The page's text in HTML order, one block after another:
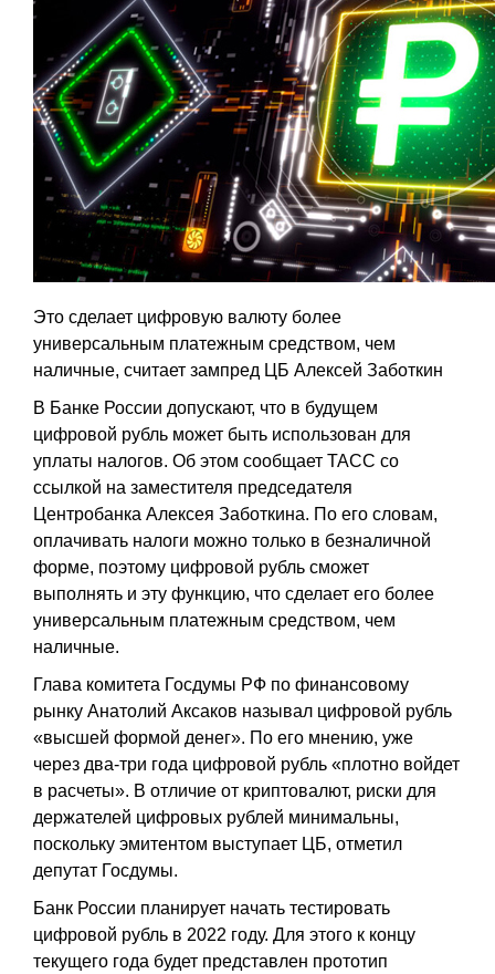
Это сделает цифровую валюту более
универсальным платежным средством, чем
наличные, считает зампред ЦБ Алексей Заботкин
В Банке России допускают, что в будущем
цифровой рубль может быть использован для
уплаты налогов. Об этом сообщает ТАСС со
ссылкой на заместителя председателя
Центробанка Алексея Заботкина. По его словам,
оплачивать налоги можно только в безналичной
форме, поэтому цифровой рубль сможет
выполнять и эту функцию, что сделает его более
универсальным платежным средством, чем
наличные.
Глава комитета Госдумы РФ по финансовому
рынку Анатолий Аксаков называл цифровой рубль
«высшей формой денег». По его мнению, уже
через два-три года цифровой рубль «плотно войдет
в расчеты». В отличие от криптовалют, риски для
держателей цифровых рублей минимальны,
поскольку эмитентом выступает ЦБ, отметил
депутат Госдумы.
Банк России планирует начать тестировать
цифровой рубль в 2022 году. Для этого к концу
текущего года будет представлен прототип